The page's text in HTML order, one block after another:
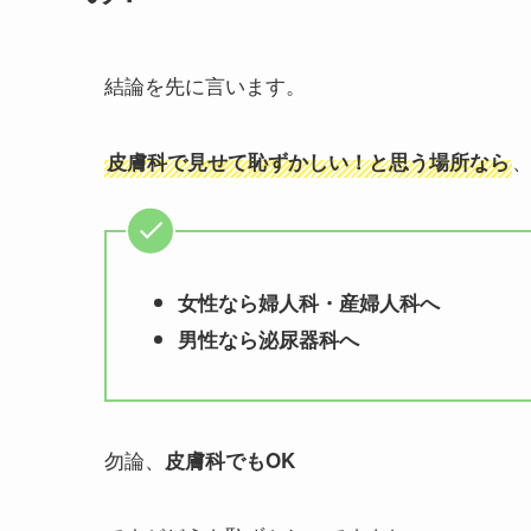
結論を先に言います。
皮膚科で見せて恥ずかしい！と思う場所なら、
女性なら婦人科・産婦人科へ
男性なら泌尿器科へ
勿論、 皮膚科でもOK